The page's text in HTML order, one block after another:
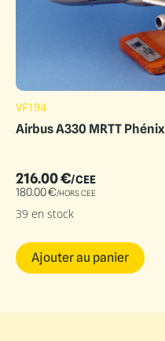
VF194
Airbus A330 MRTT
216.00€/CEE
180.00€/HORS CEE
39 en stock
Ajouter au panier